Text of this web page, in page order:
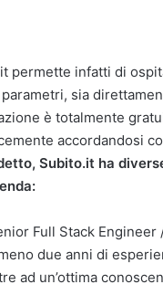
permette infatti di
sia
è totalmente
accordandosi
Subito.it ha
Full Stack
due anni di
ad un’ottima